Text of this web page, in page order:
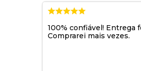
100% confiável! Entrega
Comprarei mais vezes.